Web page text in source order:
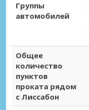
Группы
автомобилей
Общее
количество
пунктов
проката рядом
с Лиссабон